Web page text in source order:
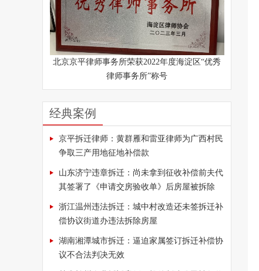
北京京平律师事务所荣获2022年度海淀区“优秀
律师事务所”称号
经典案例
京平拆迁律师：黄群雁和雷亚律师为广西村民
争取三产用地征地补偿款
山东济宁违章拆迁：尚未拿到征收补偿前夫代
其签署了《申请交房验收单》后房屋被拆除
浙江温州违法拆迁：城中村改造还未签拆迁补
偿协议街道办违法拆除房屋
湖南湘潭城市拆迁：逼迫家属签订拆迁补偿协
议不合法判决无效